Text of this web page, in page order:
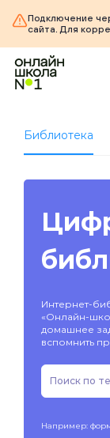
Подключение
сайта. Для
Библиотека
Интернет-
«Онлайн-
домашнее
вспомнить
Например: